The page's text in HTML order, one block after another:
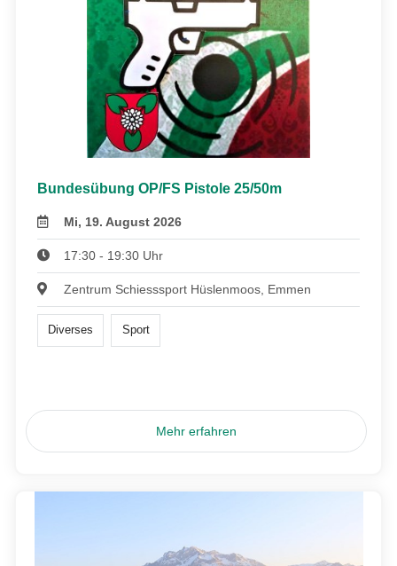
Bundesübung OP/FS Pistole 25/50m
Mi, 19. August 2026
17:30 - 19:30 Uhr
Zentrum Schiesssport Hüslenmoos, Emmen
Diverses Sport
Mehr erfahren